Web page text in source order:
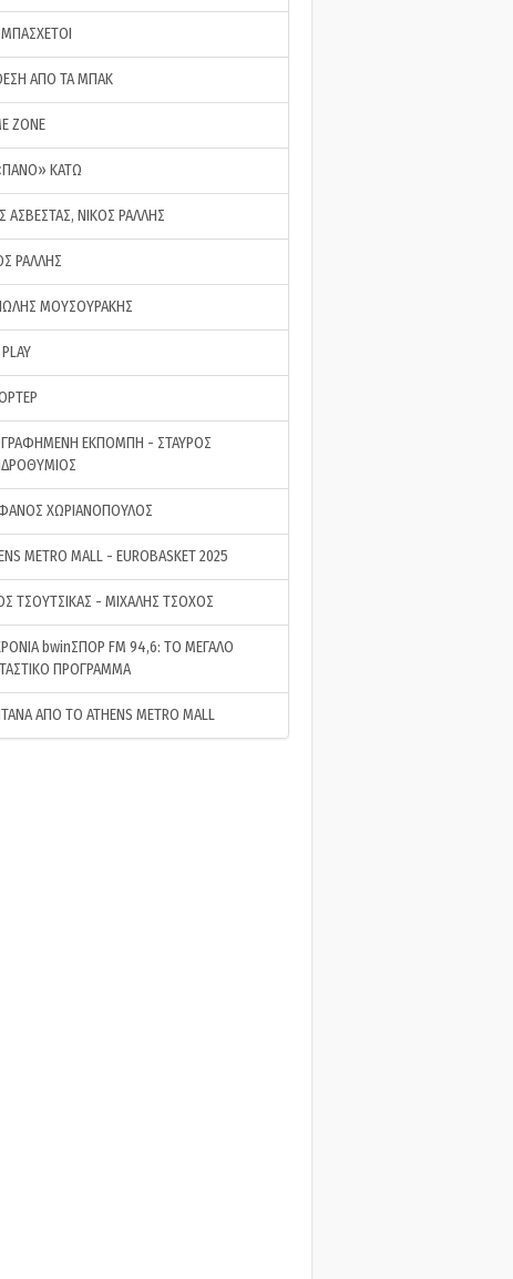
ΑΠΟ ΤΑ ΜΠΑΚ
ZONE
ΚΑΤΩ
ΑΣΒΕΣΤΑΣ, ΝΙΚΟΣ ΡΑΛΛΗΣ
ΡΑΛΛΗΣ
ΜΟΥΣΟΥΡΑΚΗΣ
ΕΚΠΟΜΠΗ - ΣΤΑΥΡΟΣ
ΧΩΡΙΑΝΟΠΟΥΛΟΣ
METRO MALL - EUROBASKET 2025
ΤΣΟΥΤΣΙΚΑΣ - ΜΙΧΑΛΗΣ ΤΣΟΧΟΣ
bwinΣΠΟΡ FM 94,6: ΤΟ ΜΕΓΑΛΟ
ΠΡΟΓΡΑΜΜΑ
ΑΠΟ ΤΟ ATHENS METRO MALL